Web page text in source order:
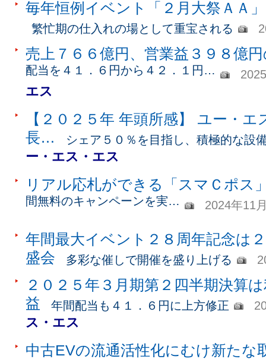
毎年恒例イベント「２月大祭ＡＡ
繁忙期の仕入れの場として重宝される
売上７６６億円、営業益３９８億
配当を４１．６円から４２．１円…
エス
【２０２５年 年頭所感】 ユー・
長… シェア５０％を目指し、積極的な設
ー・エス・エス
リアル応札ができる「スマＣポス
間無料のキャンペーンを実… 2024年11
年間最大イベント２８周年記念は
盛会 多彩な催しで開催を盛り上げる
２０２５年３月期第２四半期決算
益 年間配当も４１．６円に上方修正
ス・エス
中古EVの流通活性化にむけ新たな